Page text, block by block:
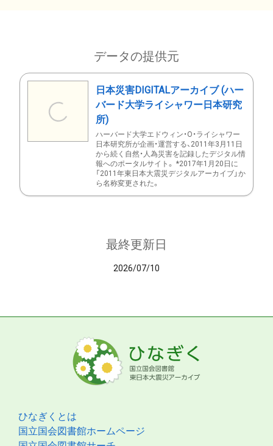
データの提供元
日本災害DIGITALアーカイブ (ハー
バード大学ライシャワー日本研究
所)
ハーバード大学エドウィン・O・ライシャワー
日本研究所が企画・運営する、2011年3月11日
から続く自然・人為災害を記録したデジタル情
報へのポータルサイト。 *2017年1月20日に
「2011年東日本大震災デジタルアーカイブ」か
ら名称変更された。
最終更新日
2026/07/10
ひなぎくとは
国立国会図書館ホームページ